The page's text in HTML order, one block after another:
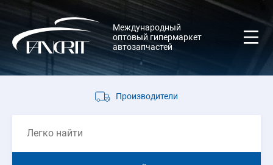
Международный
оптовый гипермаркет
автозапчастей
Производители